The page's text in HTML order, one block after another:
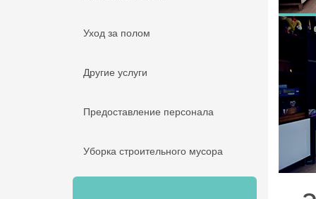
Уход за полом
Другие услуги
Предоставление персонала
Уборка строительного мусора